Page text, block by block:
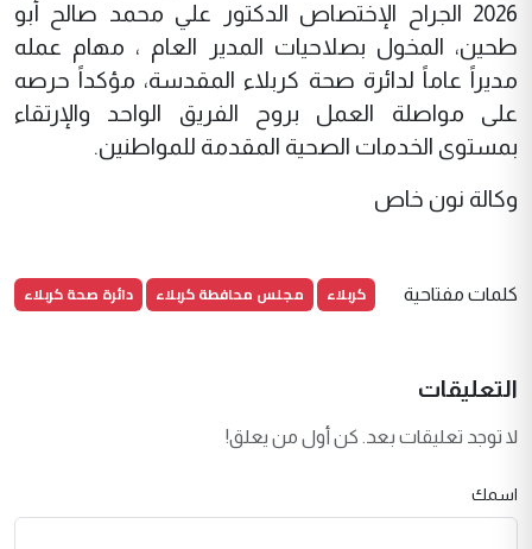
2026 الجراح الإختصاص الدكتور علي محمد صالح أبو
طحين، المخول بصلاحيات المدير العام ، مهام عمله
مديراً عاماً لدائرة صحة كربلاء المقدسة، مؤكداً حرصه
على مواصلة العمل بروح الفريق الواحد والإرتقاء
بمستوى الخدمات الصحية المقدمة للمواطنين.
وكالة نون خاص
كلمات مفتاحية كربلاء مجلس محافطة كربلاء دائرة صحة كربلاء
التعليقات
لا توجد تعليقات بعد. كن أول من يعلق!
اسمك